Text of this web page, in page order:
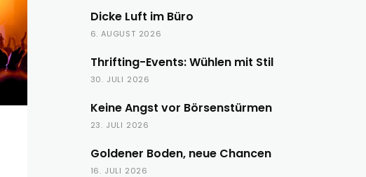
Dicke Luft im Büro
6. AUGUST 2026
Thrifting-Events: Wühlen mit Stil
30. JULI 2026
Keine Angst vor Börsenstürmen
23. JULI 2026
Goldener Boden, neue Chancen
16. JULI 2026